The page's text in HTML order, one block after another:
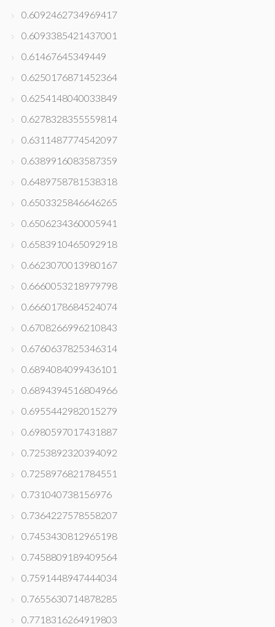
0.6092462734969417
0.6093385421437001
0.61467645349449
0.6250176871452364
0.6254148040033849
0.6278328355559814
0.6311487774542097
0.6389916083587359
0.6489758781538318
0.6503325846646265
0.6506234360005941
0.6583910465092918
0.6623070013980167
0.6660053218979798
0.6660178684524074
0.6708266996210843
0.6760637825346314
0.6894084099436101
0.6894394516804966
0.6955442982015279
0.6980597017431887
0.7253892320394092
0.7258976821784551
0.731040738156976
0.7364227578558207
0.7453430812965198
0.7458809189409564
0.7591448947444034
0.7655630714878285
0.7718316264919803